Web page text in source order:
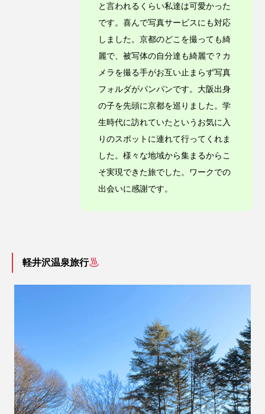
と言われるくらい私達は可愛かった
です。喜んで写真サービスにも対応
しました。京都のどこを撮っても綺
麗で、被写体の自分達も綺麗で？カ
メラを撮る手がお互い止まらず写真
フォルダがパンパンです。大阪出身
の子を先頭に京都を巡りました。学
生時代に訪れていたというお気に入
りのスポットに連れて行ってくれま
した。様々な地域から集まるからこ
そ実現できた旅でした。ワークでの
出会いに感謝です。
軽井沢温泉旅行